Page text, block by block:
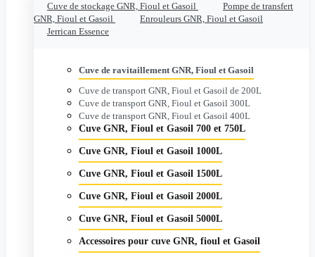
Cuve de stockage GNR, Fioul et Gasoil
Pompe de transfert
GNR, Fioul et Gasoil
Enrouleurs GNR, Fioul et Gasoil
Jerrican Essence
Cuve de ravitaillement GNR, Fioul et Gasoil
Cuve de transport GNR, Fioul et Gasoil de 200L
Cuve de transport GNR, Fioul et Gasoil 300L
Cuve de transport GNR, Fioul et Gasoil 400L
Cuve GNR, Fioul et Gasoil 700 et 750L
Cuve GNR, Fioul et Gasoil 1000L
Cuve GNR, Fioul et Gasoil 1500L
Cuve GNR, Fioul et Gasoil 2000L
Cuve GNR, Fioul et Gasoil 5000L
Accessoires pour cuve GNR, fioul et Gasoil